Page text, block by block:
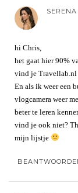
SERENA
hi Chris,
het gaat hier 90%
vind je Travellab.nl
En als ik weer een
vlogcamera weer
beter te leren
vind je ook niet?
mijn lijstje